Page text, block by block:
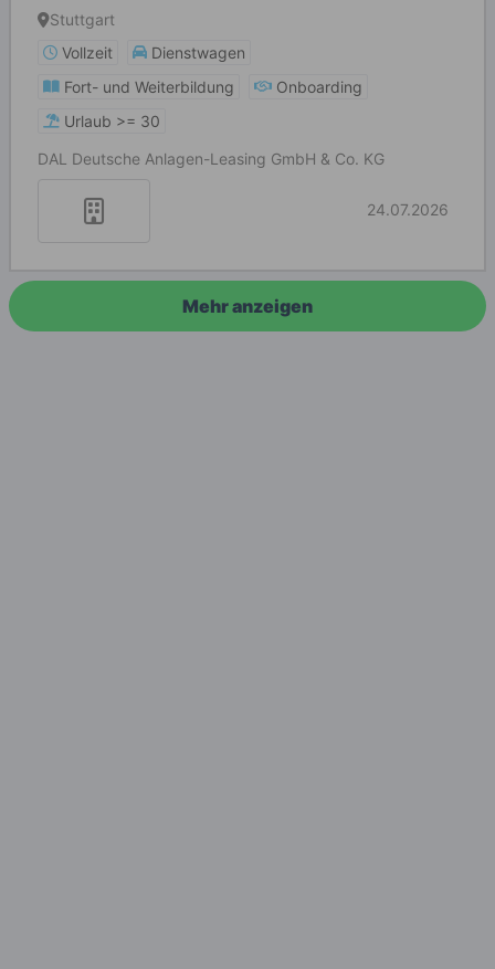
Stuttgart
Vollzeit
Dienstwagen
Fort- und Weiterbildung
Onboarding
Urlaub >= 30
DAL Deutsche Anlagen-Leasing GmbH & Co. KG
24.07.2026
Mehr anzeigen